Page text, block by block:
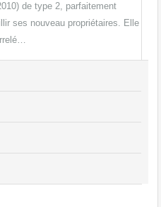
de type 2, parfaitement
ses nouveau propriétaires. Elle